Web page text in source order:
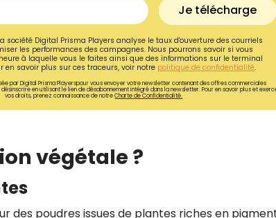
Je télécharge
société Digital Prisma Players analyse le taux d'ouverture des courriels
les performances des campagnes. Nous pourrons savoir si vous
à laquelle vous le faites ainsi que des informations sur le terminal
en savoir plus sur ces traceurs, voir notre politique de confidentialité.
par Digital Prisma Playerspour vous envoyer votre newsletter contenant des offres commerciales
en utilisant le lien de désabonnement intégré dans la newsletter. Pour en savoir plus et
vos droits, prenez connaissance de notreCharte de Confidentialité.
végétale ?
des poudres issues de plantes riches en
recettes inédites de
Ainsi que la newsletter